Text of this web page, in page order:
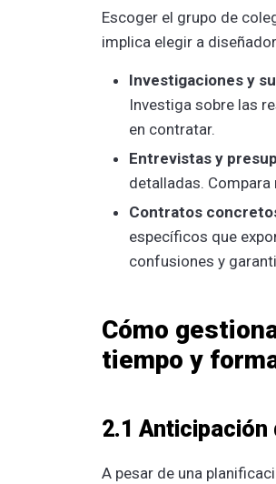
Escoger el grupo de
implica elegir a
Investigaciones y
Investiga sobre las
en contratar.
Entrevistas y
detalladas.
Contratos
específicos que
confusiones y
Cómo
tiempo y
2.1 Anticipación
A pesar de una